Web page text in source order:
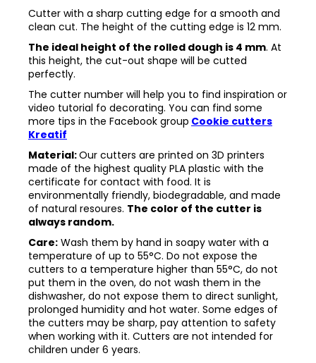
Cutter with a sharp cutting edge for a smooth and
clean cut. The height of the cutting edge is 12 mm.
The ideal height of the rolled dough is 4 mm. At
this height, the cut-out shape will be cutted
perfectly.
The cutter number will help you to find inspiration or
video tutorial fo decorating. You can find some
more tips in the Facebook group Cookie cutters
Kreatif
Material:Our cutters are printed on 3D printers
made of the highest quality PLA plastic with the
certificate for contact with food. It is
environmentally friendly, biodegradable, and made
of natural resoures. The color of the cutter is
always random.
Care: Wash them by hand in soapy water with a
temperature of up to 55°C. Do not expose the
cutters to a temperature higher than 55°C, do not
put them in the oven, do not wash them in the
dishwasher, do not expose them to direct sunlight,
prolonged humidity and hot water. Some edges of
the cutters may be sharp, pay attention to safety
when working with it. Cutters are not intended for
children under 6 years.